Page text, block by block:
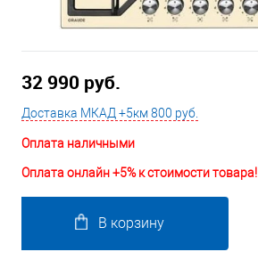
32 990 руб.
Доставка МКАД +5км 800 руб.
Оплата наличными
Оплата онлайн +5% к стоимости товара!
В корзину